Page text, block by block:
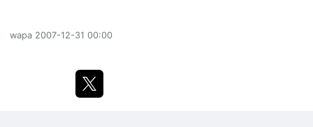
wapa 2007-12-31 00:00